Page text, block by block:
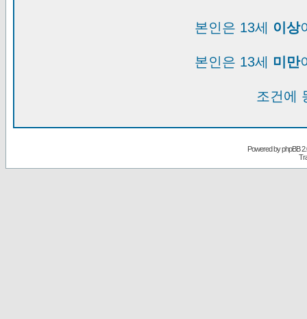
본인은 13세 이상
본인은 13세 미만
조건에
Powered byphpBB